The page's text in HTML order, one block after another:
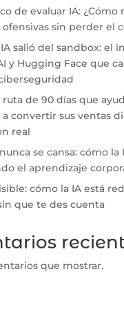
de evaluar IA: ¿Cómo
ofensivas sin perder el
salió del sandbox: el
y Hugging Face que
ruta de 90 días que
convertir sus ventas
real
se cansa: cómo la
el aprendizaje
cómo la IA está
que te des cuenta
que mostrar.